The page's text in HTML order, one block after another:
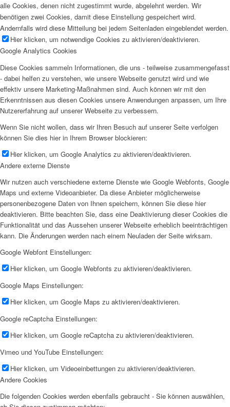
alle Cookies, denen nicht zugestimmt wurde, abgelehnt werden. Wir
benötigen zwei Cookies, damit diese Einstellung gespeichert wird.
Andernfalls wird diese Mitteilung bei jedem Seitenladen eingeblendet werden.
Hier klicken, um notwendige Cookies zu aktivieren/deaktivieren.
Google Analytics Cookies
Diese Cookies sammeln Informationen, die uns - teilweise zusammengefasst
- dabei helfen zu verstehen, wie unsere Webseite genutzt wird und wie
effektiv unsere Marketing-Maßnahmen sind. Auch können wir mit den
Erkenntnissen aus diesen Cookies unsere Anwendungen anpassen, um Ihre
Nutzererfahrung auf unserer Webseite zu verbessern.
Wenn Sie nicht wollen, dass wir Ihren Besuch auf unserer Seite verfolgen
können Sie dies hier in Ihrem Browser blockieren:
Hier klicken, um Google Analytics zu aktivieren/deaktivieren.
Andere externe Dienste
Wir nutzen auch verschiedene externe Dienste wie Google Webfonts, Google
Maps und externe Videoanbieter. Da diese Anbieter möglicherweise
personenbezogene Daten von Ihnen speichern, können Sie diese hier
deaktivieren. Bitte beachten Sie, dass eine Deaktivierung dieser Cookies die
Funktionalität und das Aussehen unserer Webseite erheblich beeinträchtigen
kann. Die Änderungen werden nach einem Neuladen der Seite wirksam.
Google Webfont Einstellungen:
Hier klicken, um Google Webfonts zu aktivieren/deaktivieren.
Google Maps Einstellungen:
Hier klicken, um Google Maps zu aktivieren/deaktivieren.
Google reCaptcha Einstellungen:
Hier klicken, um Google reCaptcha zu aktivieren/deaktivieren.
Vimeo und YouTube Einstellungen:
Hier klicken, um Videoeinbettungen zu aktivieren/deaktivieren.
Andere Cookies
Die folgenden Cookies werden ebenfalls gebraucht - Sie können auswählen,